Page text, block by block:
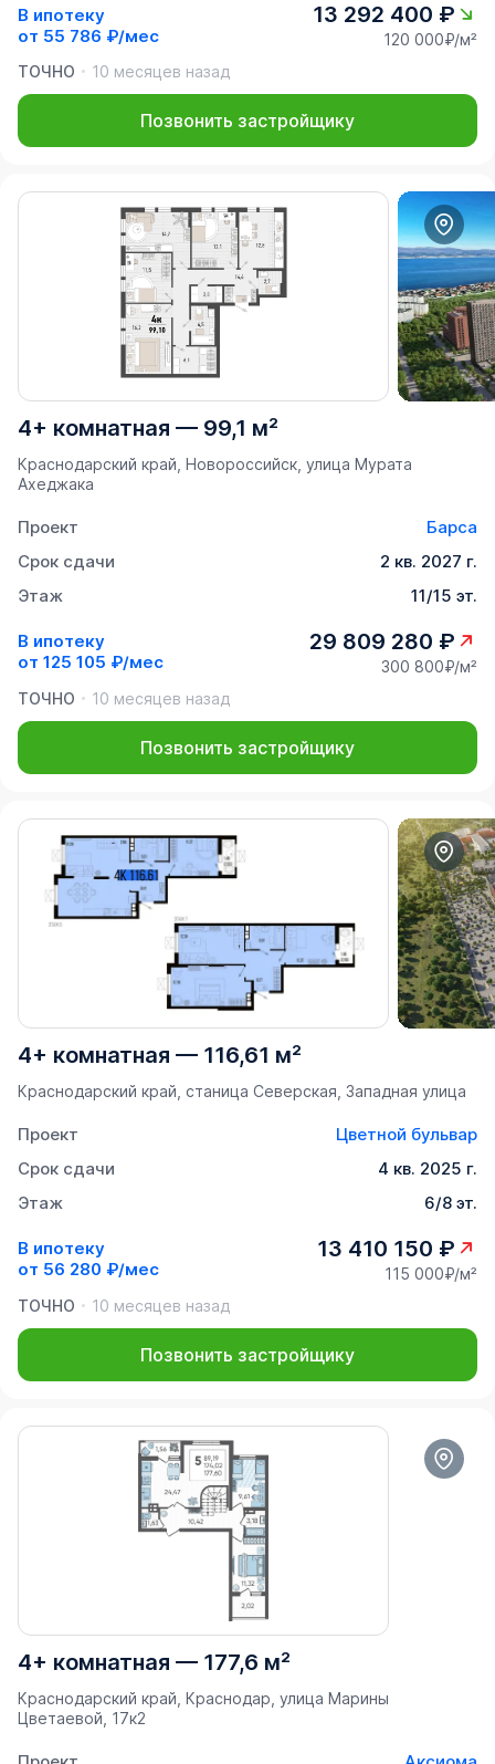
В ипотеку
от 55 786 ₽/мес
13 292 400 ₽
120 000₽/м²
ТОЧНО
10 месяцев назад
Позвонить застройщику
4+ комнатная — 99,1 м²
Краснодарский край, Новороссийск, улица Мурата
Ахеджака
Проект
Барса
Срок сдачи
2 кв. 2027 г.
Этаж
11/15 эт.
В ипотеку
от 125 105 ₽/мес
29 809 280 ₽
300 800₽/м²
ТОЧНО
10 месяцев назад
Позвонить застройщику
4+ комнатная — 116,61 м²
Краснодарский край, станица Северская, Западная улица
Проект
Цветной бульвар
Срок сдачи
4 кв. 2025 г.
Этаж
6/8 эт.
В ипотеку
от 56 280 ₽/мес
13 410 150 ₽
115 000₽/м²
ТОЧНО
10 месяцев назад
Позвонить застройщику
4+ комнатная — 177,6 м²
Краснодарский край, Краснодар, улица Марины
Цветаевой, 17к2